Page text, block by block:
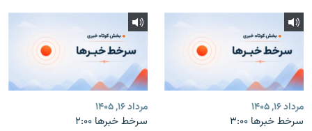
مرداد ۱۶, ۱۴۰۵
سرخط خبرها ۳:۰۰
مرداد ۱۶, ۱۴۰۵
سرخط خبرها ۲:۰۰